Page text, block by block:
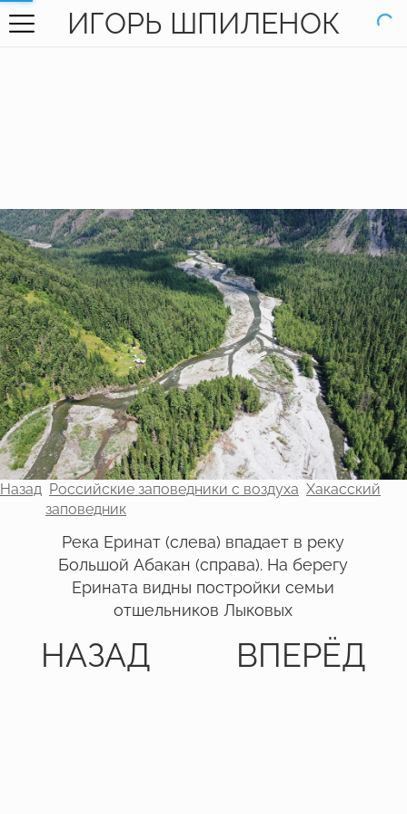
КОНТАКТЫ
EN SITE
ИГОРЬ ШПИЛЕНОК
Назад Российские заповедники с воздуха Хакасский
заповедник
НАЗАД
Река Еринат (слева) впадает в реку
Большой Абакан (справа). На берегу
Ерината видны постройки семьи
отшельников Лыковых
ВПЕРЁД